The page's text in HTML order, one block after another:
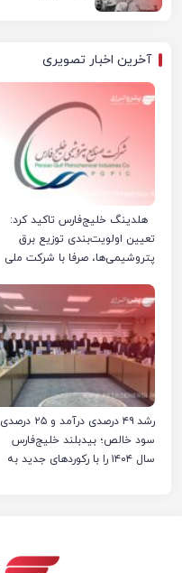
آخرین اخبار تصویری
هلدینگ خلیج‌فارس تاکید کرد:
تعیین اولویت‌بندی توزیع برق
پتروشیمی‌ها، صرفا با شرکت ملی
رشد ۴۹ درصدی درآمد و ۲۵ درصدی
سود خالص؛ بیدبلند خلیج‌فارس
سال ۱۴۰۴ را با رکوردهای جدید به